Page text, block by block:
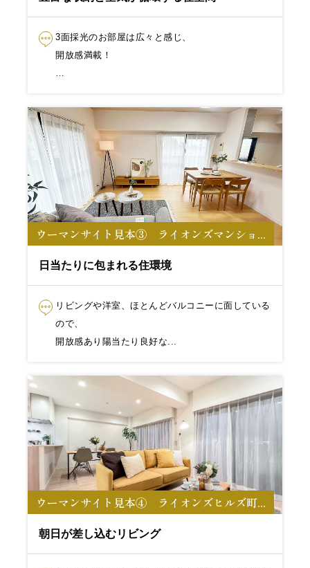
3面採光のお部屋は広々と感じ、
開放感満載！
ウーマンサイト見本③ ライオンズマンショ...
日当たりに包まれる住環境
リビングや洋室、ほとんどバルコニーに面している
ので、
開放感あり陽当たり良好な...
ウーマンサイト見本④ ライオンズヒルズ町...
朝日が差し込むリビング